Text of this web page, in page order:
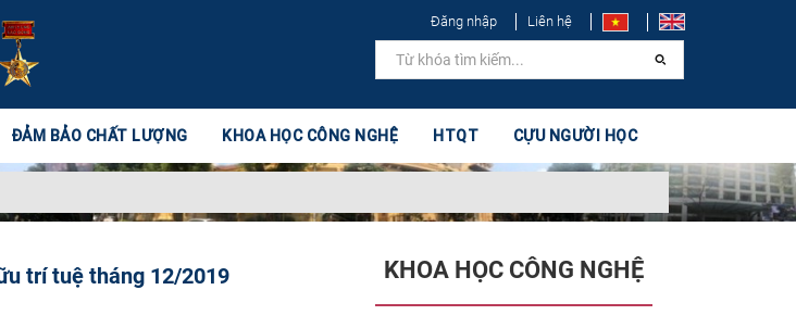
Đăng nhập Liên hệ
ĐẢM BẢO CHẤT LƯỢNG KHOA HỌC CÔNG NGHỆ HTQT CỰU NGƯỜI HỌC
trí tuệ tháng 12/2019 KHOA HỌC CÔNG NGHỆ